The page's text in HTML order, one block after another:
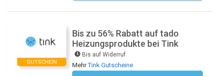
GUTSCHEIN
Bis zu 56% Rabatt auf tado
Heizungsprodukte bei Tink
Bis auf Widerruf
MehrTink Gutscheine